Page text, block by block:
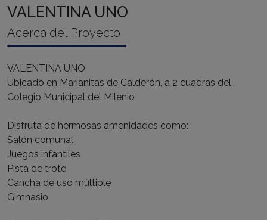
VALENTINA UNO
Acerca del Proyecto
VALENTINA UNO
Ubicado en Marianitas de Calderón, a 2 cuadras del
Colegio Municipal del Milenio
Disfruta de hermosas amenidades como:
Salón comunal
Juegos infantiles
Pista de trote
Cancha de uso múltiple
Gimnasio